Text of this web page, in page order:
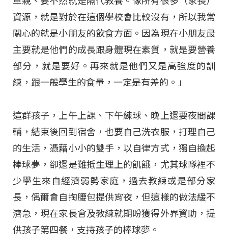
資源，就是對於在這個學校會比較沒有，所以我常
關心的就是小朋友的飲食方面。因為現在小朋友最
主要就是他們的成長跟身體現在素質，就是要營養
部分，就是要好。再來就是他們又是高強度的訓
練，跟一般學生的食量，一定是有差的。」
這群孩子，上午上課、下午練球、晚上還要夜間課
輔，結束後回到宿舍，也要自己洗衣服，打理自己
的生活，憑藉小小的雙手，以自律方式，獨自擔起
棒球夢，卻還是難抵生理上的飢餓，尤其球隊裡不
少學生來自經濟弱勢家庭，過去教練或是部分家
長，偶爾會自掏腰包提供宵夜，但這樣的做法緩不
濟急，現在家長會及教練就期盼獲得外界資助，提
供孩子第四餐，支持孩子的棒球夢 。